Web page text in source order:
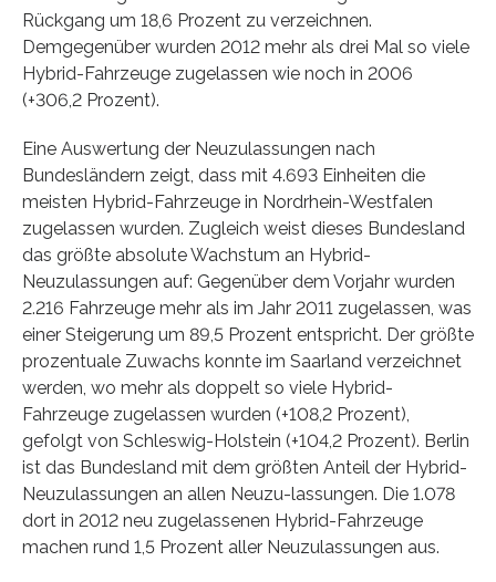
Rückgang um 18,6 Prozent zu verzeichnen.
Demgegenüber wurden 2012 mehr als drei Mal so viele
Hybrid-Fahrzeuge zugelassen wie noch in 2006
(+306,2 Prozent).
Eine Auswertung der Neuzulassungen nach
Bundesländern zeigt, dass mit 4.693 Einheiten die
meisten Hybrid-Fahrzeuge in Nordrhein-Westfalen
zugelassen wurden. Zugleich weist dieses Bundesland
das größte absolute Wachstum an Hybrid-
Neuzulassungen auf: Gegenüber dem Vorjahr wurden
2.216 Fahrzeuge mehr als im Jahr 2011 zugelassen, was
einer Steigerung um 89,5 Prozent entspricht. Der größte
prozentuale Zuwachs konnte im Saarland verzeichnet
werden, wo mehr als doppelt so viele Hybrid-
Fahrzeuge zugelassen wurden (+108,2 Prozent),
gefolgt von Schleswig-Holstein (+104,2 Prozent). Berlin
ist das Bundesland mit dem größten Anteil der Hybrid-
Neuzulassungen an allen Neuzu-lassungen. Die 1.078
dort in 2012 neu zugelassenen Hybrid-Fahrzeuge
machen rund 1,5 Prozent aller Neuzulassungen aus.